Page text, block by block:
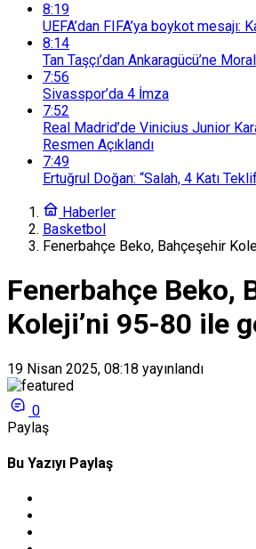
8:19
UEFA’dan FIFA’ya boykot mesajı:
8:14
Tan Taşçı’dan Ankaragücü’ne
7:56
Sivasspor’da 4 İmza
7:52
Real Madrid’de Vinicius Junior
Resmen Açıklandı
7:49
Ertuğrul Doğan: “Salah, 4 Katı
Haberler
Basketbol
Fenerbahçe Beko, Bahçeşehir
Fenerbahçe Beko,
Koleji’ni 95-80 ile
19 Nisan 2025, 08:18 yayınlandı
0
Paylaş
Bu Yazıyı Paylaş